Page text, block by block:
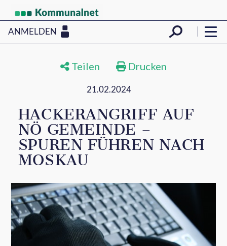
ANMELDEN
Teilen Drucken
21.02.2024
HACKERANGRIFF AUF
NÖ GEMEINDE –
SPUREN FÜHREN NACH
MOSKAU